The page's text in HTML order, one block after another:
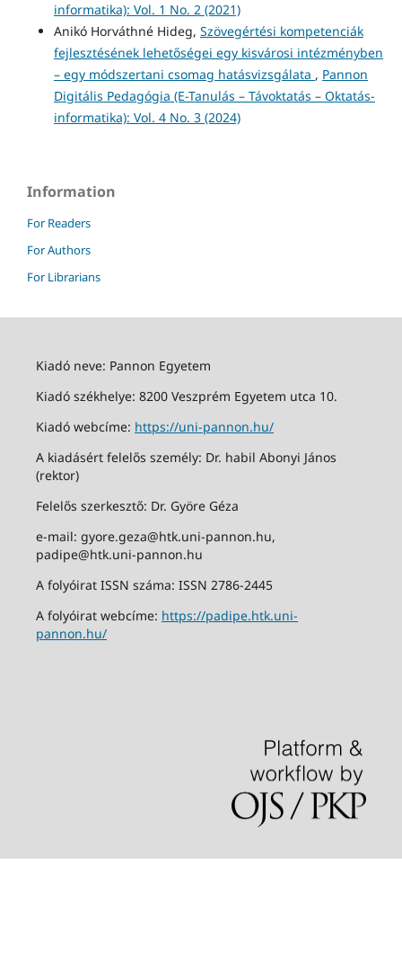
informatika): Vol. 1 No. 2 (2021)
Anikó Horváthné Hideg, Szövegértési kompetenciák
fejlesztésének lehetőségei egy kisvárosi intézményben
– egy módszertani csomag hatásvizsgálata , Pannon
Digitális Pedagógia (E-Tanulás – Távoktatás – Oktatás-
informatika): Vol. 4 No. 3 (2024)
Information
For Readers
For Authors
For Librarians
Kiadó neve: Pannon Egyetem
Kiadó székhelye: 8200 Veszprém Egyetem utca 10.
Kiadó webcíme: https://uni-pannon.hu/
A kiadásért felelős személy: Dr. habil Abonyi János
(rektor)
Felelős szerkesztő: Dr. Györe Géza
e-mail: gyore.geza@htk.uni-pannon.hu,
padipe@htk.uni-pannon.hu
A folyóirat ISSN száma: ISSN 2786-2445
A folyóirat webcíme: https://padipe.htk.uni-
pannon.hu/